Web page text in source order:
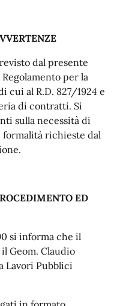
dal presente
per la
cui al R.D. 827/1924 e
di contratti. Si
sulla necessità di
richieste dal
ED
si informa che il
Geom. Claudio
Lavori Pubblici